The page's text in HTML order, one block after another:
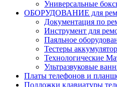
Универсальные
ОБОРУДОВАНИЕ для
Документация по
Инструмент для
Паяльное
Тестеры
Технологические
Ультразвуковые
Платы телефонов и
Подложки клавиатуры